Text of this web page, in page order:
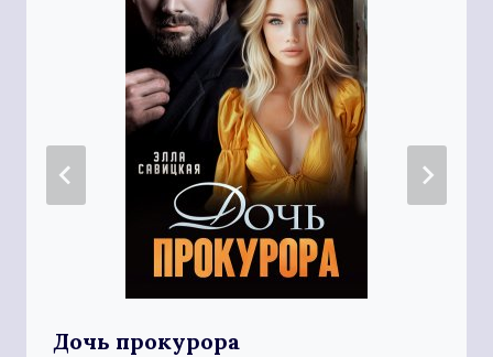
Дочь прокурора